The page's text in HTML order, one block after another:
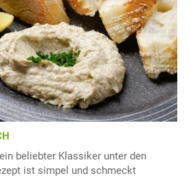
beliebter Klassiker unter den
ist simpel und schmeckt